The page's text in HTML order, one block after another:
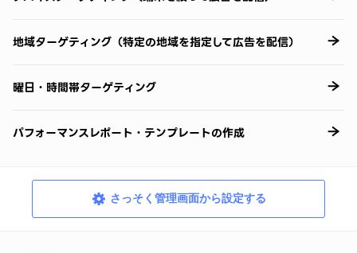
地域ターゲティング（特定の地域を指定して広告を配信）
曜日・時間帯ターゲティング
パフォーマンスレポート・テンプレートの作成
さっそく管理画面から設定する